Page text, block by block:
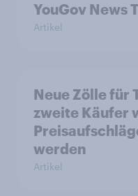
YouGov News
Artikel
Neue Zölle für
zweite Käufer
Preisaufschlägen
werden
Artikel